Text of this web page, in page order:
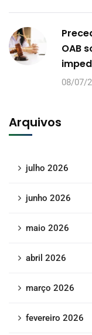
OAB
08/07/
Arquivos
julho 2026
junho 2026
maio 2026
abril 2026
março 2026
fevereiro 2026